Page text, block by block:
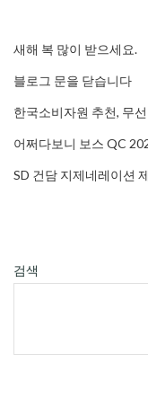
새해 복 많이 받으세요.
블로그 문을 닫습니다
한국소비자원 추천, 무
어쩌다보니 보스 QC
SD 건담 지제네레이션
검색